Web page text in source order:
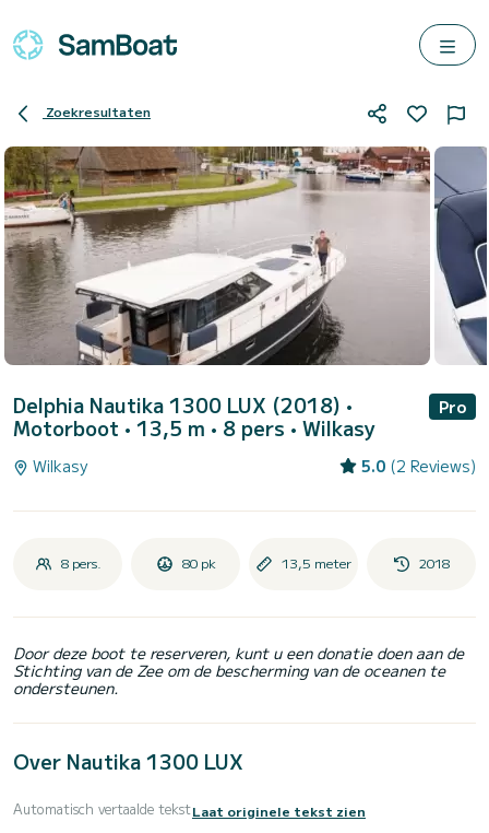
Zoekresultaten
Delphia Nautika 1300 LUX (2018) •
Motorboot • 13,5 m • 8 pers • Wilkasy
Pro
Wilkasy 5.0 (2 Reviews)
8 pers. 80 pk 13,5 meter 2018
Door deze boot te reserveren, kunt u een donatie doen aan de
Stichting van de Zee om de bescherming van de oceanen te
ondersteunen.
Over Nautika 1300 LUX
Automatisch vertaalde tekstLaat originele tekst zien